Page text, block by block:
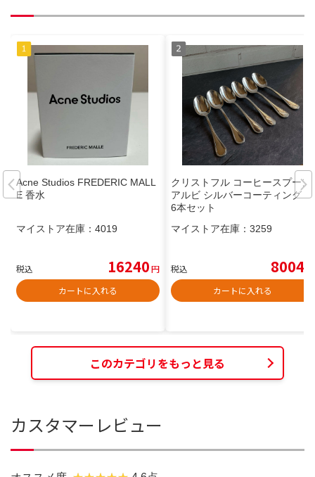
Acne Studios FREDERIC MALL
E 香水
マイストア在庫： 4019
税込 16240円
カートに入れる
クリストフル コーヒースプーン
アルビ シルバーコーティング
6本セット
マイストア在庫： 3259
税込 8004
カートに入れる
このカテゴリをもっと見る
カスタマーレビュー